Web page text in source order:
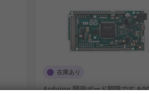
在庫あり
Arduino 開発ボード期限です